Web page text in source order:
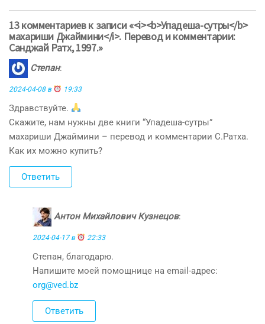
13 комментариев к записи «<i><b>Упадеша-сутры</b>
махариши Джаймини</i>. Перевод и комментарии:
Санджай Ратх, 1997.»
Степан:
2024-04-08 в 19:33
Здравствуйте.
Скажите, нам нужны две книги “Упадеша-сутры”
махариши Джаймини – перевод и комментарии С.Ратха.
Как их можно купить?
Ответить
Антон Михайлович Кузнецов:
2024-04-17 в 22:33
Степан, благодарю.
Напишите моей помощнице на email-адрес:
org@ved.bz
Ответить